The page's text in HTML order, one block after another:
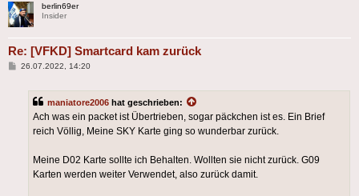
berlin69er
Insider
Re: [VFKD] Smartcard kam zurück
Beitrag
26.07.2022, 14:20
maniatore2006 hat geschrieben:
Ach was ein packet ist Übertrieben, sogar päckchen ist es. Ein Brief
reich Völlig, Meine SKY Karte ging so wunderbar zurück.
Meine D02 Karte sollte ich Behalten. Wollten sie nicht zurück. G09
Karten werden weiter Verwendet, also zurück damit.